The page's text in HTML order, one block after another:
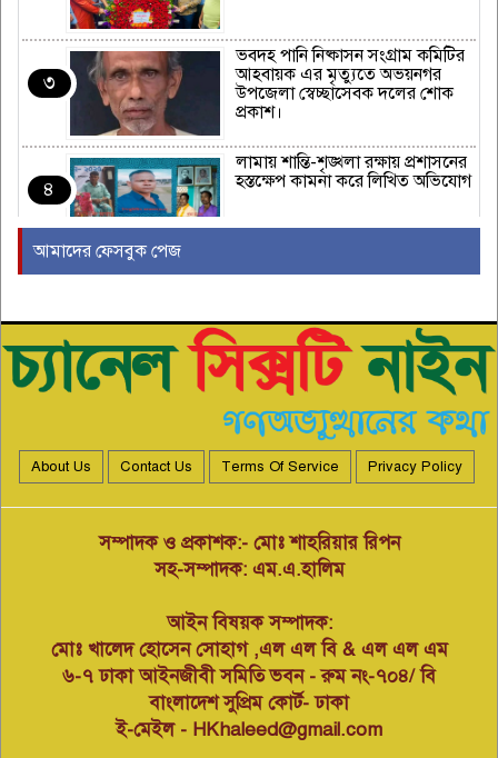
৩
ভবদহ পানি নিষ্কাসন সংগ্রাম কমিটির
আহবায়ক এর মৃত্যুতে অভয়নগর
উপজেলা স্বেচ্ছাসেবক দলের শোক
প্রকাশ।
৪
লামায় শান্তি-শৃঙ্খলা রক্ষায় প্রশাসনের
হস্তক্ষেপ কামনা করে লিখিত অভিযোগ
পরিচালক প্রযুক্তি নিয়মিত করছেন
নাবিক বানিজ্য।
বাংলাদেশ গ্রাম ডাক্তার কল্যাণ সমিতি
বন্দর ইপিজেড-পতেঙ্গা থানা’র
বৈজ্ঞানিক সেমিনার অনলাইন আইডি
কার্ড বিতরণ অনুষ্ঠান
করেছেন এলাকাবাসী।
মিন্টুকে আটক করেছে-> কোস্ট গার্ড
এক কন্টেনিয়ার মদ ও এক কন্টেনিয়ার
সিগারেট খালাসের চেষ্টাকারী চক্রের ১
আমাদের ফেসবুক পেজ
About Us Contact Us Terms Of Service Privacy Policy
সম্পাদক ও প্রকাশক:- মোঃ শাহরিয়ার রিপন
সহ-সম্পাদক: এম.এ.হালিম
আইন বিষয়ক সম্পাদক:
মোঃ খালেদ হোসেন সোহাগ ,এল এল বি & এল এল এম
৬-৭ ঢাকা আইনজীবী সমিতি ভবন - রুম নং-৭০৪/ বি
বাংলাদেশ সুপ্রিম কোর্ট- ঢাকা
ই-মেইল - HKhaleed@gmail.com